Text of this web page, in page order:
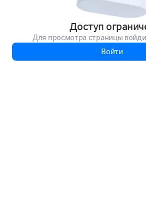
Доступ
Для просмотра страницы
Войти